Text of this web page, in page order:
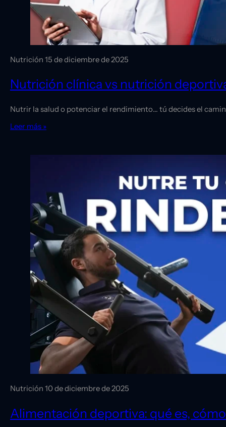
Nutrición 15 de diciembre de 2025
Nutrición clínica vs nutrición
Nutrir la salud o potenciar el rendimiento… tú decides el
Leer más »
Nutrición 10 de diciembre de 2025
Alimentación deportiva: qué es,